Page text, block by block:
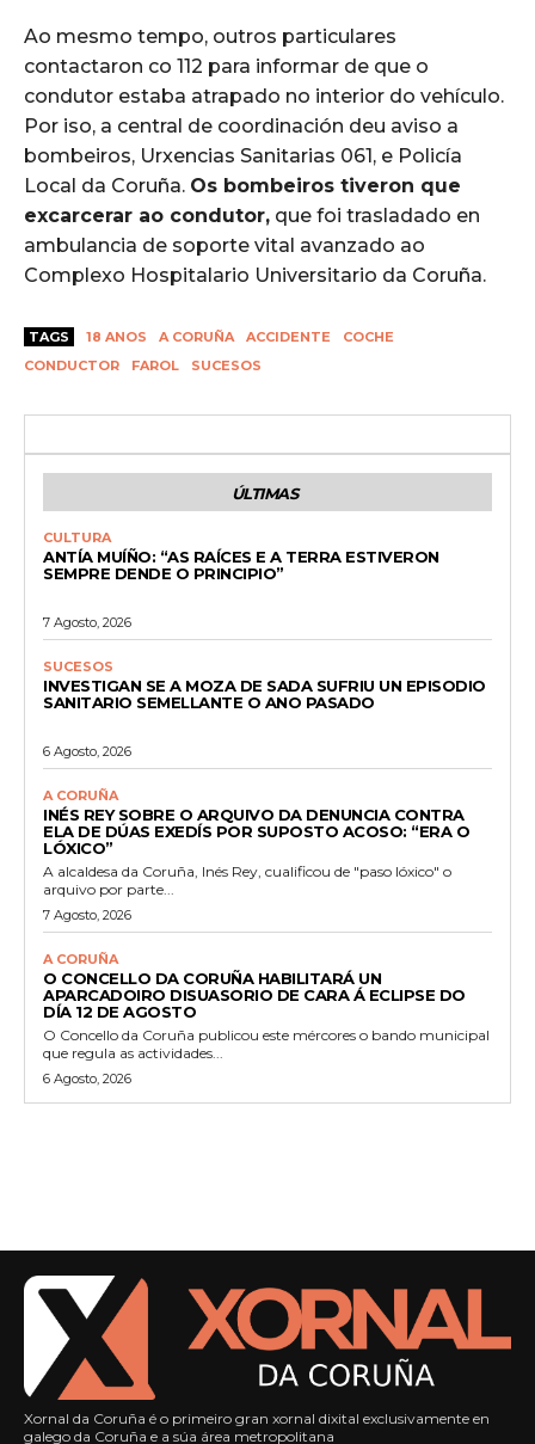
Ao mesmo tempo, outros particulares
contactaron co 112 para informar de que o
condutor estaba atrapado no interior do vehículo.
Por iso, a central de coordinación deu aviso a
bombeiros, Urxencias Sanitarias 061, e Policía
Local da Coruña. Os bombeiros tiveron que
excarcerar ao condutor, que foi trasladado en
ambulancia de soporte vital avanzado ao
Complexo Hospitalario Universitario da Coruña.
TAGS 18 ANOS A CORUÑA ACCIDENTE
COCHE
CONDUCTOR
FAROL SUCESOS
ÚLTIMAS
CULTURA
ANTÍA MUÍÑO: “AS RAÍCES E A TERRA ESTIVERON
SEMPRE DENDE O PRINCIPIO”
7 Agosto, 2026
SUCESOS
INVESTIGAN SE A MOZA DE SADA SUFRIU UN EPISODIO
SANITARIO SEMELLANTE O ANO PASADO
6 Agosto, 2026
A CORUÑA
INÉS REY SOBRE O ARQUIVO DA DENUNCIA CONTRA
ELA DE DÚAS EXEDÍS POR SUPOSTO ACOSO: “ERA O
LÓXICO”
A alcaldesa da Coruña, Inés Rey, cualificou de "paso lóxico" o
arquivo por parte...
7 Agosto, 2026
A CORUÑA
O CONCELLO DA CORUÑA HABILITARÁ UN
APARCADOIRO DISUASORIO DE CARA Á ECLIPSE DO
DÍA 12 DE AGOSTO
O Concello da Coruña publicou este mércores o bando municipal
que regula as actividades...
6 Agosto, 2026
Xornal da Coruña é o primeiro gran xornal dixital exclusivamente en
galego da Coruña e a súa área metropolitana